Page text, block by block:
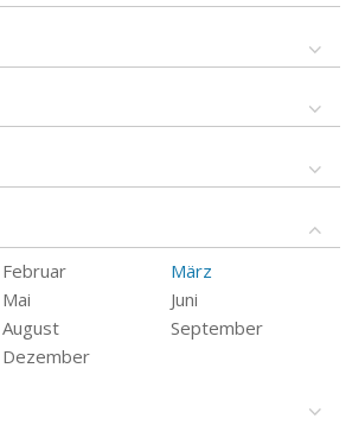
Februar
März
Mai
Juni
August
September
Dezember